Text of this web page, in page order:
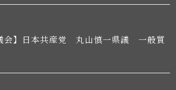
会】日本共産党 丸山慎一県議 一般質